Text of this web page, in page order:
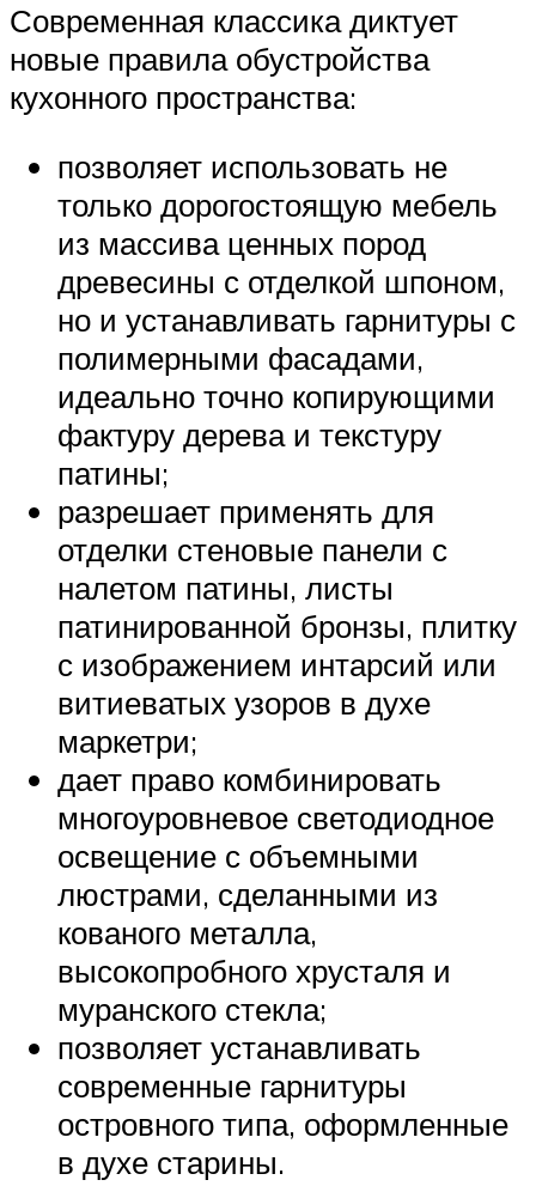
Современная классика диктует
новые правила обустройства
кухонного пространства:
позволяет использовать не
только дорогостоящую мебель
из массива ценных пород
древесины с отделкой шпоном,
но и устанавливать гарнитуры с
полимерными фасадами,
идеально точно копирующими
фактуру дерева и текстуру
патины;
разрешает применять для
отделки стеновые панели с
налетом патины, листы
патинированной бронзы, плитку
с изображением интарсий или
витиеватых узоров в духе
маркетри;
дает право комбинировать
многоуровневое светодиодное
освещение с объемными
люстрами, сделанными из
кованого металла,
высокопробного хрусталя и
муранского стекла;
позволяет устанавливать
современные гарнитуры
островного типа, оформленные
в духе старины.